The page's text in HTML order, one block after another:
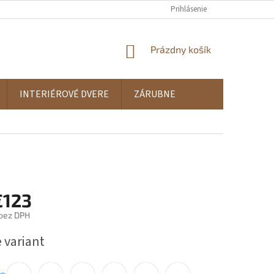
Prihlásenie
NÁKUPNÝ
Prázdny košík
INTERIÉROVÉ DVERE ZÁRUBNE
DPH
variant